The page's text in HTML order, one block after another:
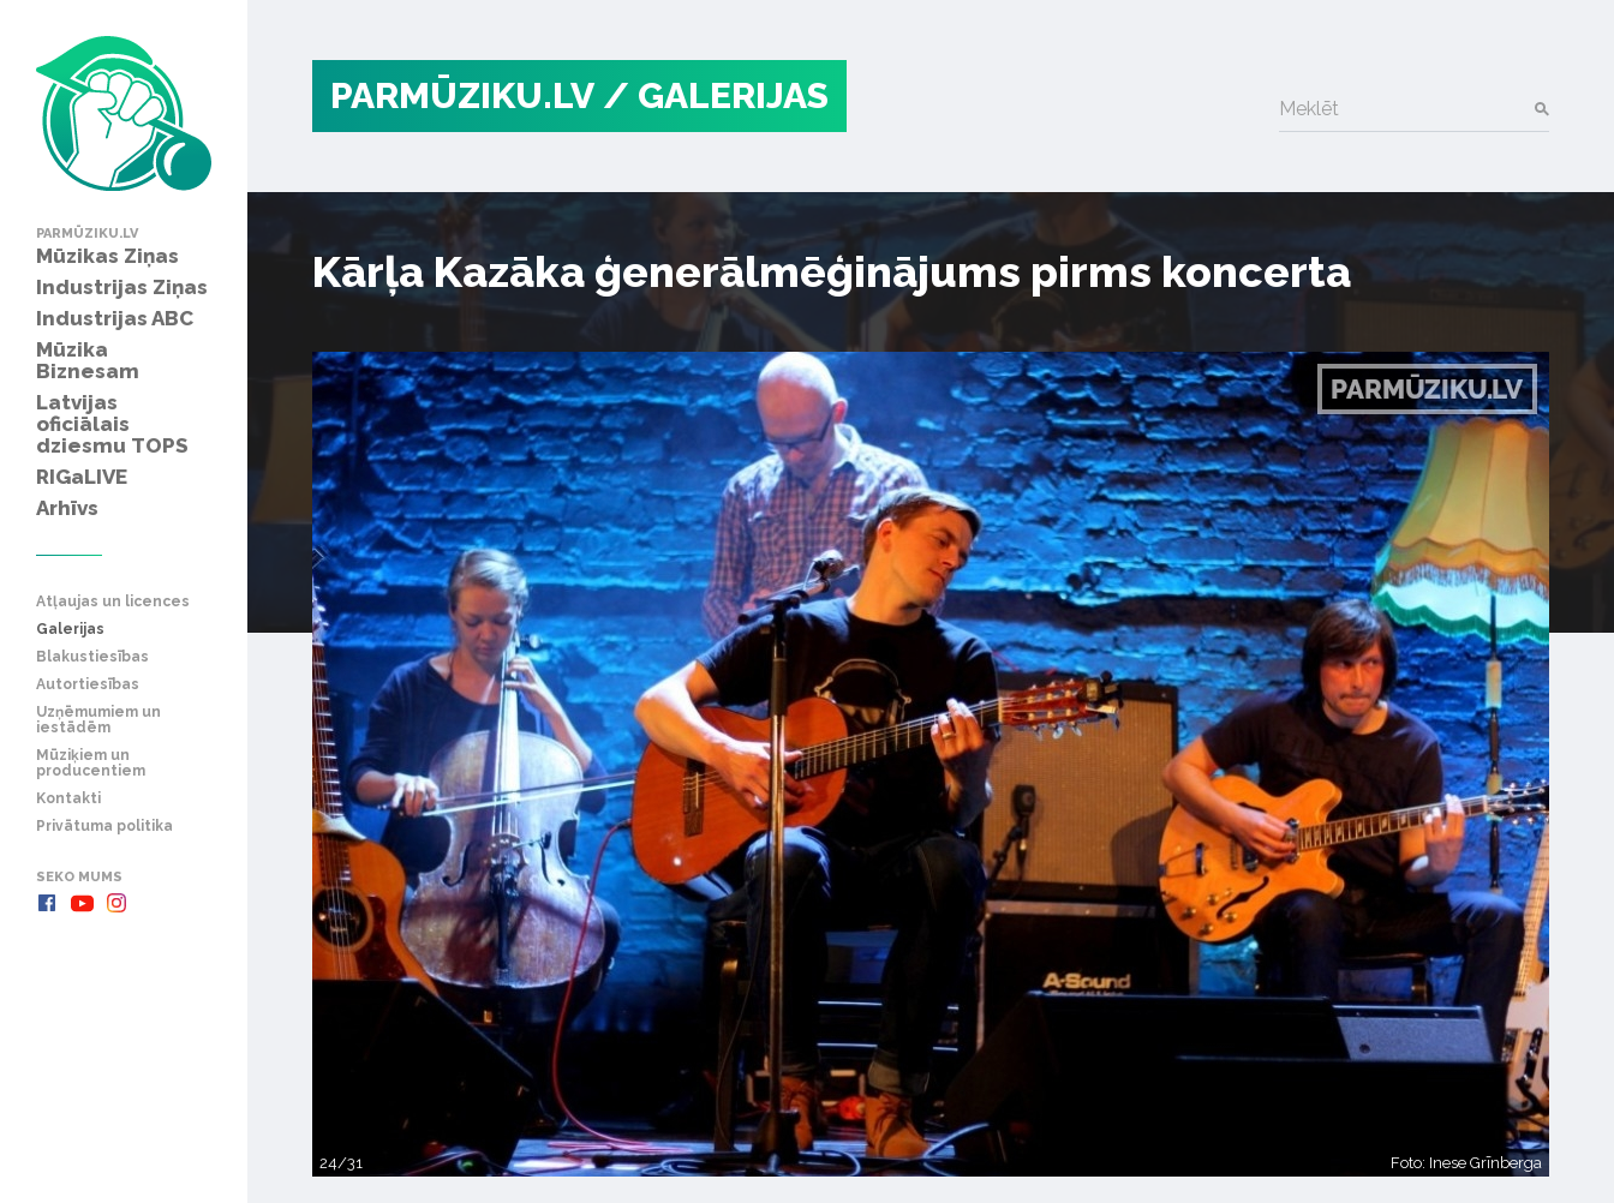
PARMŪZIKU.LV
Mūzikas Ziņas
Industrijas Ziņas
Industrijas ABC
Mūzika
Biznesam
Latvijas
oficiālais
dziesmu TOPS
RIGaLIVE
Arhīvs
Atļaujas un licences
Galerijas
Blakustiesības
Autortiesības
Uzņēmumiem un
iestādēm
Mūziķiem un
producentiem
Kontakti
Privātuma politika
SEKO MUMS
PARMŪZIKU.LV / GALERIJAS Meklēt
Kārļa Kazāka ģenerālmēģinājums pirms koncerta
24/31 Foto: Inese Grīnberga